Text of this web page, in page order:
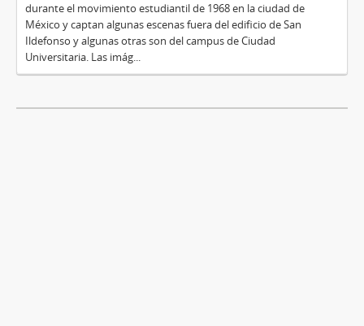
durante el movimiento estudiantil de 1968 en la ciudad de
México y captan algunas escenas fuera del edificio de San
Ildefonso y algunas otras son del campus de Ciudad
Universitaria. Las imág...